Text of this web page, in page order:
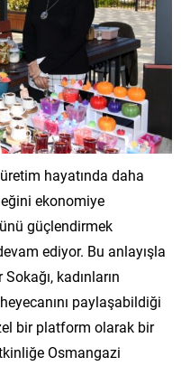
hayatında daha
ekonomiye
güçlendirmek
ediyor. Bu anlayışla
kadınların
paylaşabildiği
bir platform olarak bir
Osmangazi